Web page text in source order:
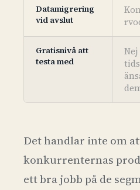
Datamigrering
vid avslut
Gratisnivå att
testa med
Nej
Det handlar inte om
konkurrenternas
ett bra jobb på de